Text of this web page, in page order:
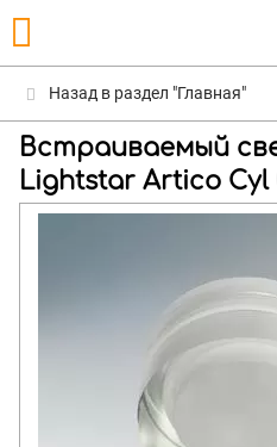
Назад в раздел "Главная"
Встраиваемый
Lightstar Artico Cyl